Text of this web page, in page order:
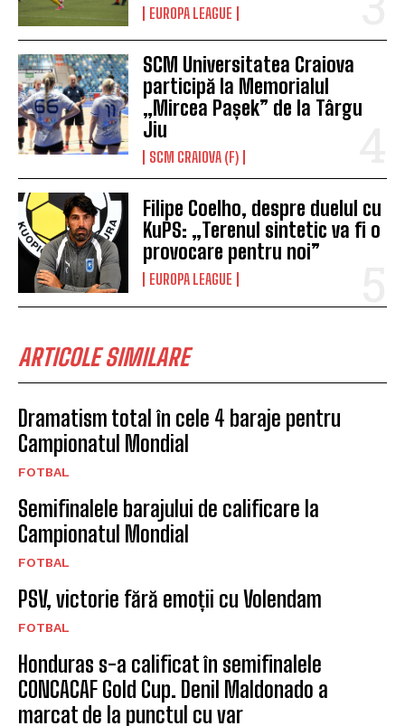
EUROPA LEAGUE
SCM Universitatea Craiova
participă la Memorialul
„Mircea Pașek” de la Târgu
Jiu
SCM CRAIOVA (F)
Filipe Coelho, despre duelul cu
KuPS: „Terenul sintetic va fi o
provocare pentru noi”
EUROPA LEAGUE
ARTICOLE SIMILARE
Dramatism total în cele 4 baraje pentru
Campionatul Mondial
FOTBAL
Semifinalele barajului de calificare la
Campionatul Mondial
FOTBAL
PSV, victorie fără emoții cu Volendam
FOTBAL
Honduras s-a calificat în semifinalele
CONCACAF Gold Cup. Denil Maldonado a
marcat de la punctul cu var